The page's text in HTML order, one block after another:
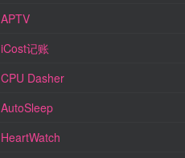
APTV
iCost记账
CPU Dasher
AutoSleep
HeartWatch